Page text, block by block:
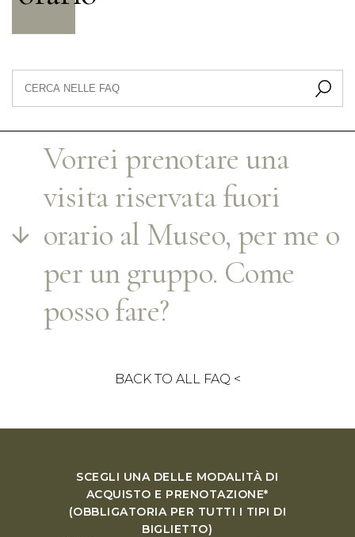
Vorrei prenotare una
visita riservata fuori
orario al Museo, per me o
per un gruppo. Come
posso fare?
BACK TO ALL FAQ <
SCEGLI UNA DELLE MODALITÀ DI
ACQUISTO E PRENOTAZIONE*
(OBBLIGATORIA PER TUTTI I TIPI DI
BIGLIETTO)